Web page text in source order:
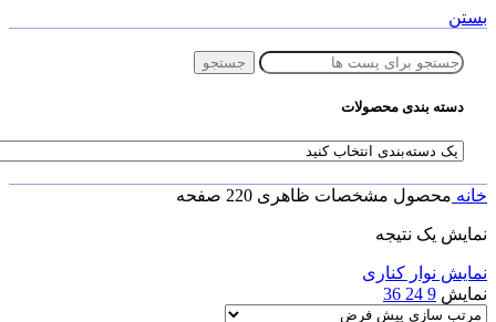
بستن
جستجو
دسته بندی محصولات
خانه محصول مشخصات ظاهری 220 صفحه
نمایش یک نتیجه
نمایش نوار کناری
نمایش 9
24
36